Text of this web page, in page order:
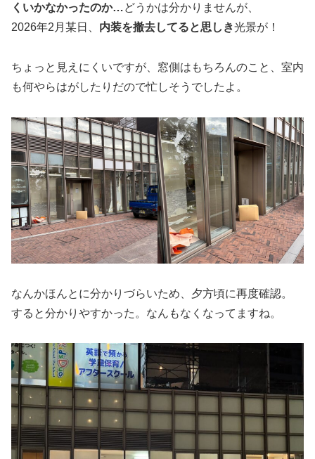
くいかなかったのか…どうかは分かりませんが、
2026年2月某日、 内装を撤去してると思しき光景が！
ちょっと見えにくいですが、窓側はもちろんのこと、室内
も何やらはがしたりだので忙しそうでしたよ。
なんかほんとに分かりづらいため、夕方頃に再度確認。
すると分かりやすかった。なんもなくなってますね。